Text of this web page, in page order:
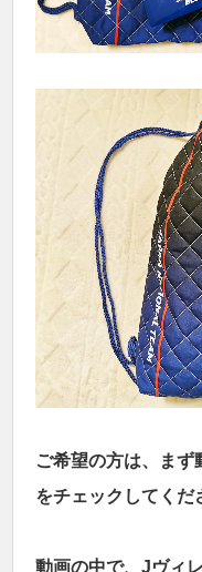
ご希望の方は、まず
をチェックしてくだ
動画の中で、Jヴィ